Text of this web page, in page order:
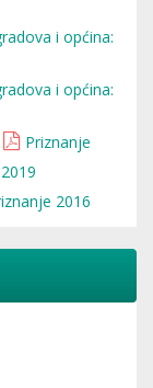
i općina:
i općina:
Priznanje
2016